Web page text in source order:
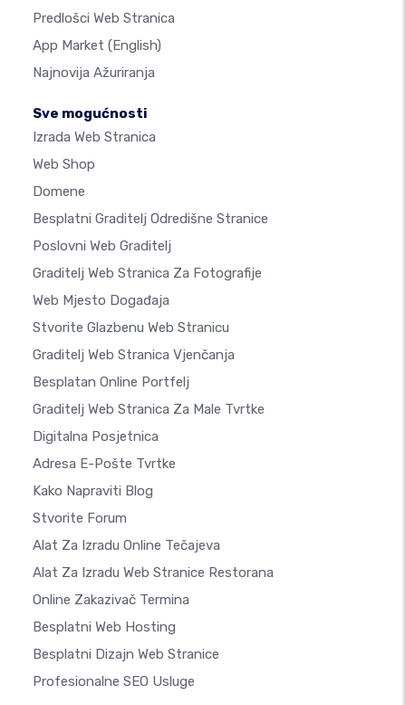
Predlošci Web Stranica
App Market (English)
Najnovija Ažuriranja
Sve mogućnosti
Izrada Web Stranica
Web Shop
Domene
Besplatni Graditelj Odredišne Stranice
Poslovni Web Graditelj
Graditelj Web Stranica Za Fotografije
Web Mjesto Događaja
Stvorite Glazbenu Web Stranicu
Graditelj Web Stranica Vjenčanja
Besplatan Online Portfelj
Graditelj Web Stranica Za Male Tvrtke
Digitalna Posjetnica
Adresa E-Pošte Tvrtke
Kako Napraviti Blog
Stvorite Forum
Alat Za Izradu Online Tečajeva
Alat Za Izradu Web Stranice Restorana
Online Zakazivač Termina
Besplatni Web Hosting
Besplatni Dizajn Web Stranice
Profesionalne SEO Usluge